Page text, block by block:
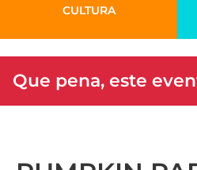
CULTURA
Que pena, este